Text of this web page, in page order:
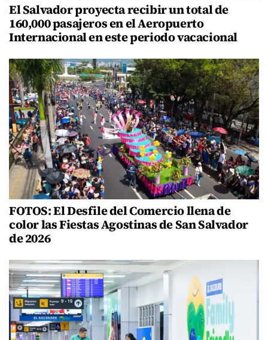
El Salvador proyecta recibir un total de
160,000 pasajeros en el Aeropuerto
Internacional en este periodo vacacional
FOTOS: El Desfile del Comercio llena de
color las Fiestas Agostinas de San Salvador
de 2026